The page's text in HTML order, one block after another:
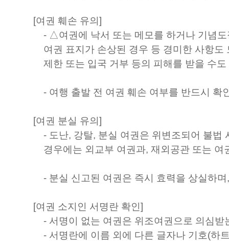
[여권 훼손 유의]
- △여권에 낙서 또는 메모를 하거나 기념
여권 표지가 손상된 경우 등 경미한 사항
제한 또는 입국 거부 등의 피해를 받을 수
- 여행 출발 전 여권 훼손 여부를 반드시 확
[여권 분실 유의]
- 도난, 강탈, 분실 여권은 위변조되어 불법
경우에는 외교부 여권과, 재외공관 또는
- 분실 신고된 여권은 즉시 효력을 상실하
[여권 소지인 서명란 확인]
- 서명이 없는 여권은 위조여권으로 의심
- 서명란에 이름 외에 다른 글자나 기호(하